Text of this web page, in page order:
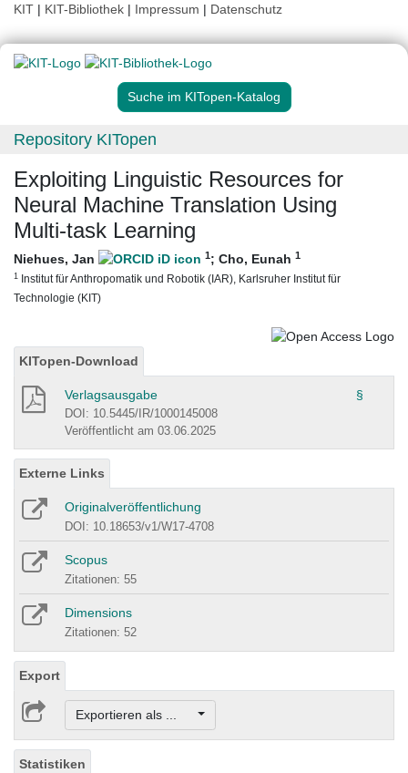
KIT | KIT-Bibliothek | Impressum | Datenschutz
Suche im KITopen-Katalog
Repository KITopen
Exploiting Linguistic Resources for
Neural Machine Translation Using
Multi-task Learning
Niehues, Jan 1; Cho, Eunah 1
1 Institut für Anthropomatik und Robotik (IAR), Karlsruher Institut für
Technologie (KIT)
KITopen-Download
Verlagsausgabe §
DOI: 10.5445/IR/1000145008
Veröffentlicht am 03.06.2025
Externe Links
Originalveröffentlichung
DOI: 10.18653/v1/W17-4708
Scopus
Zitationen: 55
Dimensions
Zitationen: 52
Export
Exportieren als ...
Statistiken